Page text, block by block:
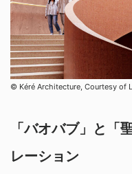
© Kéré Architecture, Courtesy of
「バオバブ」と「
レーション